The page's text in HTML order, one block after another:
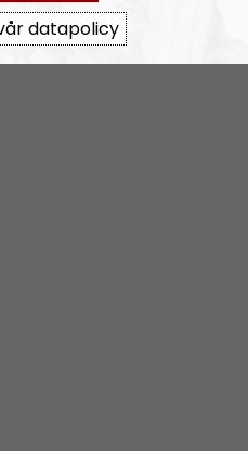
medRSS
datapolicy